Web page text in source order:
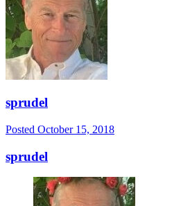
sprudel
Posted October 15, 2018
sprudel